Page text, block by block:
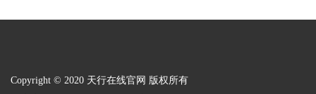
Copyright © 2020 天行在线官网 版权所有